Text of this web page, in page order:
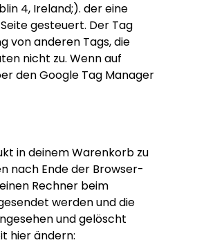
4, Ireland;). der eine
gesteuert. Der Tag
von anderen Tags, die
nicht zu. Wenn auf
den Google Tag Manager
in deinem Warenkorb zu
nach Ende der Browser-
Rechner beim
werden und die
und gelöscht
hier ändern: